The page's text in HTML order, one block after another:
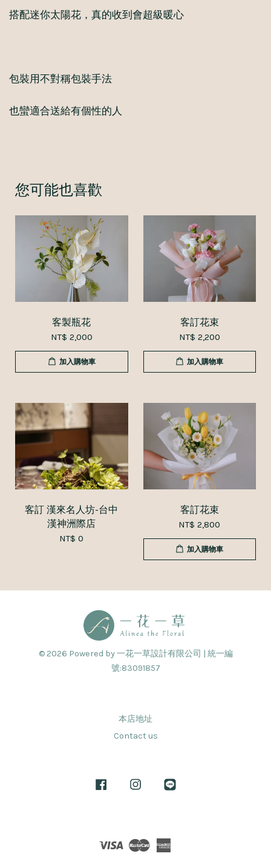
搭配迷你太陽花，真的收到會超級暖心
包裝用不對稱包裝手法
也蠻適合送給有個性的人
您可能也喜歡
客製瓶花
NT$ 2,000
加入購物車
客訂花束
NT$ 2,200
加入購物車
客訂 漢來名人坊-台中
漢神洲際店
NT$ 0
客訂花束
NT$ 2,800
加入購物車
© 2026 Powered by 一花一草設計有限公司 | 統一編
號:83091857
本店地址
Contact us
Facebook Instagram
Visa Master